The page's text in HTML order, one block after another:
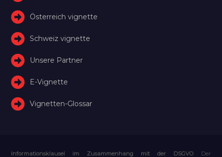
Österreich vignette
Schweiz vignette
Unsere Partner
E-Vignette
Vignetten-Glossar
Informationsklausel im Zusammenhang mit der DSGVO
Der